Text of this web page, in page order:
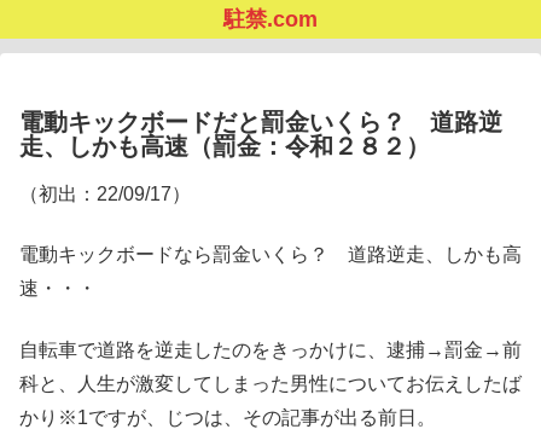
駐禁.com
電動キックボードだと罰金いくら？ 道路逆
走、しかも高速（罰金：令和２８２）
（初出：22/09/17）
電動キックボードなら罰金いくら？ 道路逆走、しかも高
速・・・
自転車で道路を逆走したのをきっかけに、逮捕→罰金→前
科と、人生が激変してしまった男性についてお伝えしたば
かり※1ですが、じつは、その記事が出る前日。